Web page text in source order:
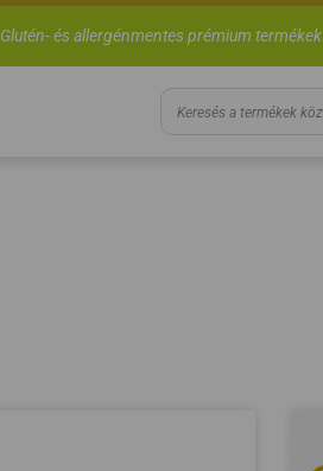
Glutén- és allergénmentes prémium termékek